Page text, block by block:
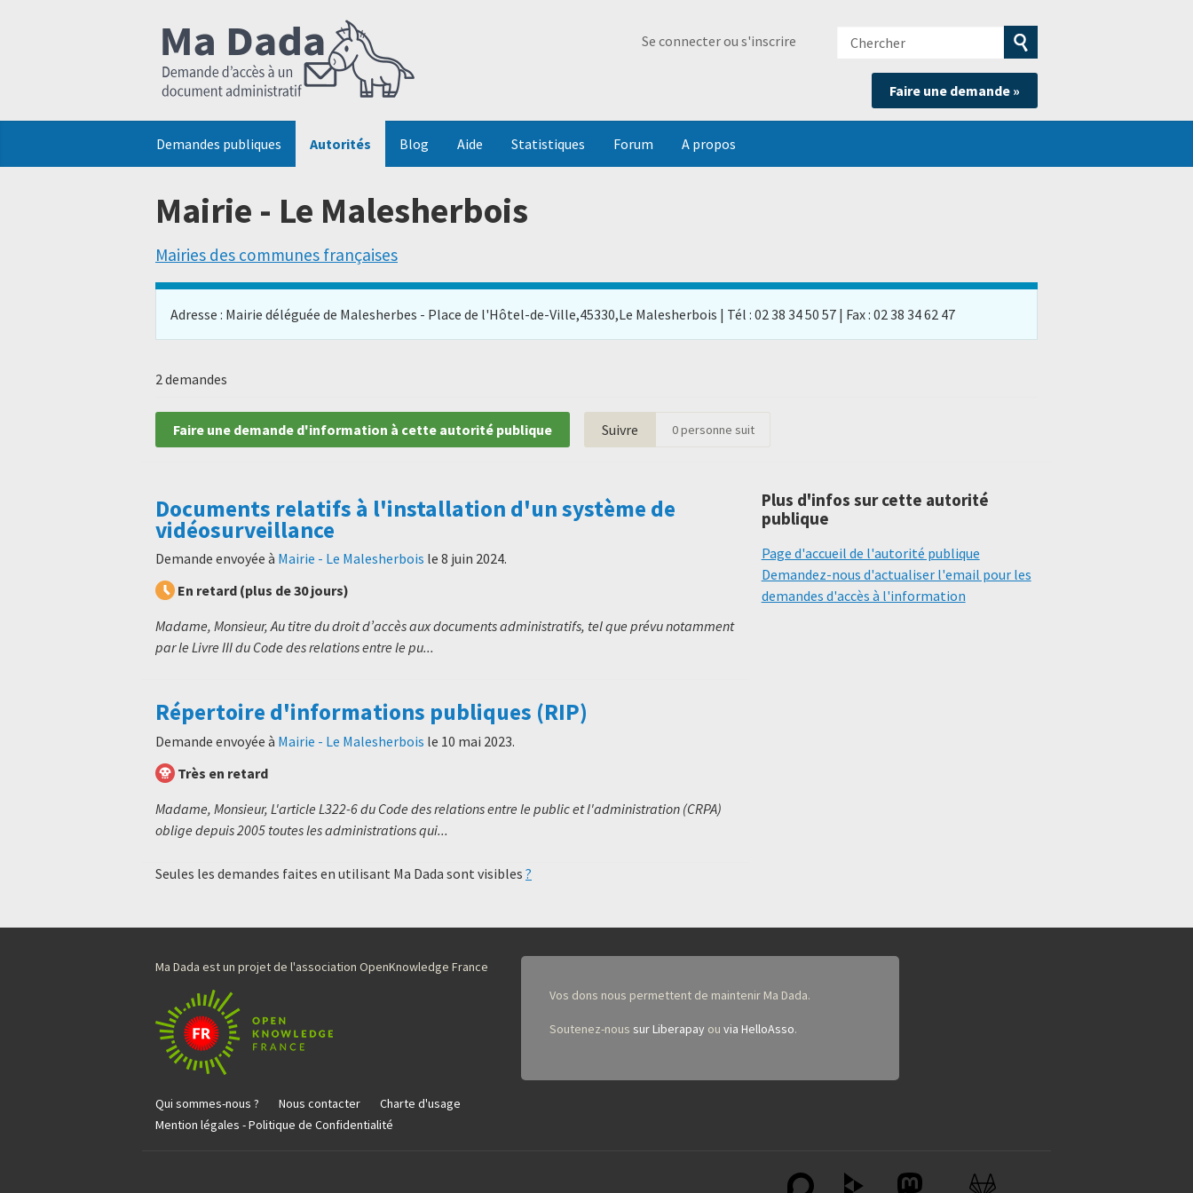
Se connecter ou s'inscrire
Chercher
Soumettre
la
recherche
Faire une demande »
Demandes publiques Autorités Blog Aide Statistiques Forum A propos
Mairie - Le Malesherbois
Mairies des communes françaises
Adresse : Mairie déléguée de Malesherbes - Place de l'Hôtel-de-Ville,45330,Le Malesherbois | Tél : 02 38 34 50 57 | Fax : 02 38 34 62 47
2 demandes
Faire une demande d'information à cette autorité publique Suivre 0personne suit
Documents relatifs à l'installation d'un système de
vidéosurveillance
Demande envoyée à Mairie - Le Malesherbois le 8 juin 2024.
En retard (plus de 30 jours)
Madame, Monsieur, Au titre du droit d’accès aux documents administratifs, tel que prévu notamment
par le Livre III du Code des relations entre le pu...
Répertoire d'informations publiques (RIP)
Demande envoyée à Mairie - Le Malesherbois le 10 mai 2023.
Très en retard
Madame, Monsieur, L'article L322-6 du Code des relations entre le public et l'administration (CRPA)
oblige depuis 2005 toutes les administrations qui...
Seules les demandes faites en utilisant Ma Dada sont visibles ?
Plus d'infos sur cette autorité
publique
Page d'accueil de l'autorité publique
Demandez-nous d'actualiser l'email pour les
demandes d'accès à l'information
Ma Dada est un projet de l'association OpenKnowledge France
Qui sommes-nous ? Nous contacter
Charte d'usage
Mention légales - Politique de Confidentialité
Vos dons nous permettent de maintenir Ma Dada.
Soutenez-nous sur Liberapayou via HelloAsso.